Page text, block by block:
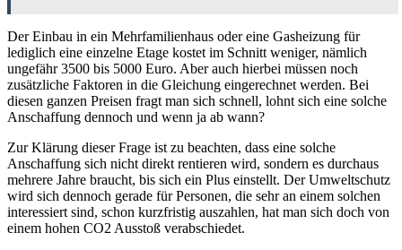
Der Einbau in ein Mehrfamilienhaus oder eine Gasheizung für
lediglich eine einzelne Etage kostet im Schnitt weniger, nämlich
ungefähr 3500 bis 5000 Euro. Aber auch hierbei müssen noch
zusätzliche Faktoren in die Gleichung eingerechnet werden. Bei
diesen ganzen Preisen fragt man sich schnell, lohnt sich eine solche
Anschaffung dennoch und wenn ja ab wann?
Zur Klärung dieser Frage ist zu beachten, dass eine solche
Anschaffung sich nicht direkt rentieren wird, sondern es durchaus
mehrere Jahre braucht, bis sich ein Plus einstellt. Der Umweltschutz
wird sich dennoch gerade für Personen, die sehr an einem solchen
interessiert sind, schon kurzfristig auszahlen, hat man sich doch von
einem hohen CO2 Ausstoß verabschiedet.